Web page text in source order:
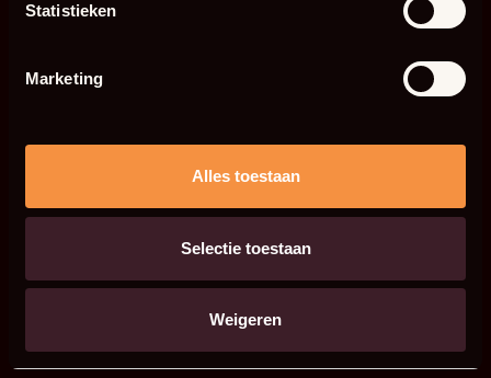
Statistieken
Marketing
Alles toestaan
Selectie toestaan
Weigeren